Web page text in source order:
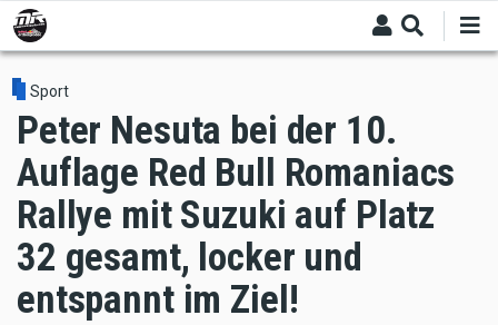
Skip
to
main
content
Sport
Peter Nesuta bei der 10.
Auflage Red Bull Romaniacs
Rallye mit Suzuki auf Platz
32 gesamt, locker und
entspannt im Ziel!